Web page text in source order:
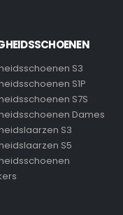
S3
S1P
S7S
Dames
S3
S5